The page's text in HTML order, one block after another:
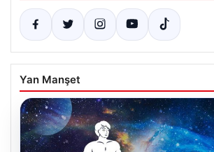
Yan Manşet